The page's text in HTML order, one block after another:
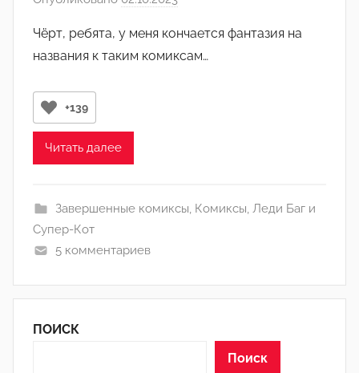
н
т
о
а
Чёрт, ребята, у меня кончается фантазия на
названия к таким комиксам…
+139
Читать далее
Завершенные комиксы, Комиксы, Леди Баг и
Супер-Кот
5 комментариев
ПОИСК
Поиск